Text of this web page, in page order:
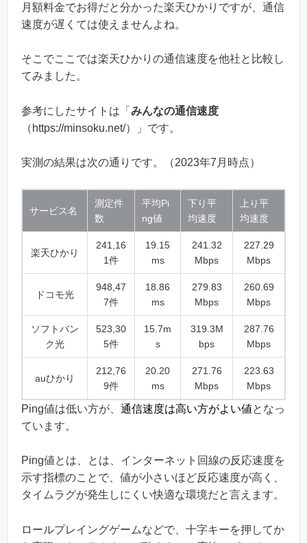
月額料金でお得だと分かった楽天ひかりですが、通信
速度が遅くては使えませんよね。
そこでここでは楽天ひかりの通信速度を他社と比較し
てみました。
参考にしたサイトは「 みんなの通信速度
（https://minsoku.net/）」です。
実測の結果は次の通りです。（2023年7月時点）
サービス名
測定件
数
平均Pi
ng値
下り平
均速度
上り平
均速度
楽天ひかり
241,16
1件
19.15
ms
241.32
Mbps
227.29
Mbps
ドコモ光
948,47
7件
18.86
ms
279.83
Mbps
260.69
Mbps
ソフトバン
ク光
523,30
5件
15.7m
s
319.3M
bps
287.76
Mbps
auひかり
212,76
9件
20.20
ms
271.76
Mbps
223.63
Mbps
Ping値は低い方が、 通信速度は高い方がよい値となっ
ています。
Ping値とは、とは、インターネット回線の反応速度を
示す指標のことで、値が小さいほど反応速度が高く、
タイムラグが発生しにくい快適な環境だと言えます。
ロールプレイングゲームなどで、十字キーを押してか